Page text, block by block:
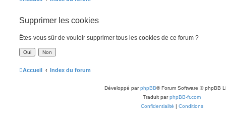
Supprimer les cookies
Êtes-vous sûr de vouloir supprimer tous les cookies de ce forum ?
Accueil Index du forum
Développé parphpBB® Forum Software © phpBB
Traduit parphpBB-fr.com
Confidentialité | Conditions